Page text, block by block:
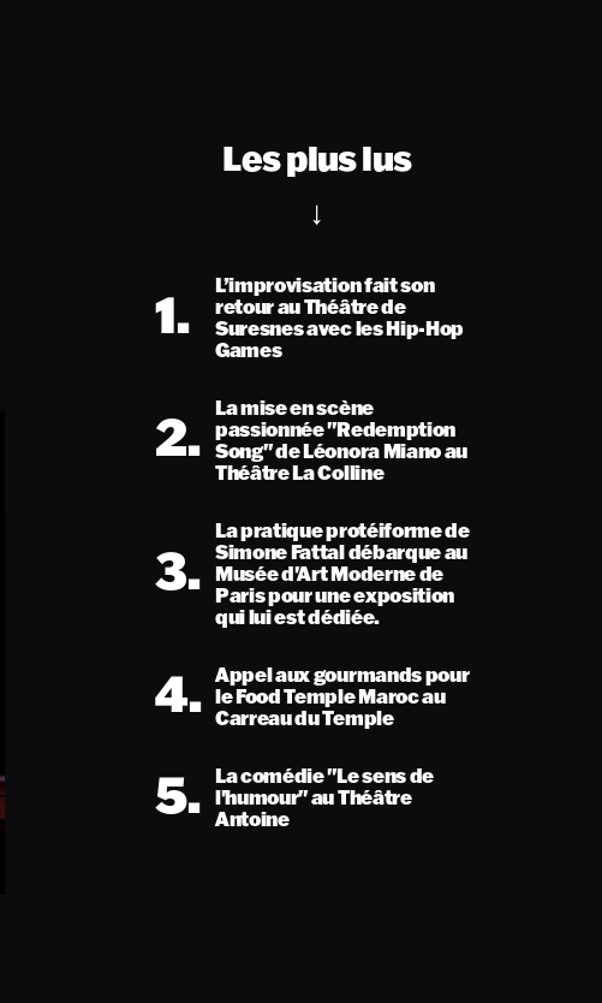
Les plus lus
1.
L’improvisation fait son
retour au Théâtre de
Suresnes avec les Hip-Hop
Games
2. La mise en scène
passionnée "Redemption
Song" de Léonora Miano au
Théâtre La Colline
3.
La pratique protéiforme de
Simone Fattal débarque au
Musée d'Art Moderne de
Paris pour une exposition
qui lui est dédiée.
4. Appel aux gourmands pour
le Food Temple Maroc au
Carreau du Temple
5. La comédie "Le sens de
l'humour" au Théâtre
Antoine